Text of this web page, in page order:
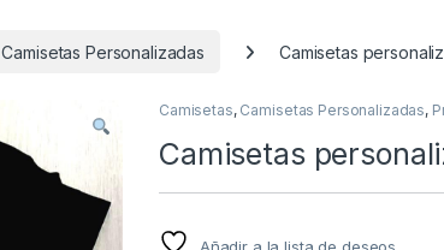
Camisetas Personalizadas Camisetas
Camisetas, Camisetas Personalizadas,
Camisetas